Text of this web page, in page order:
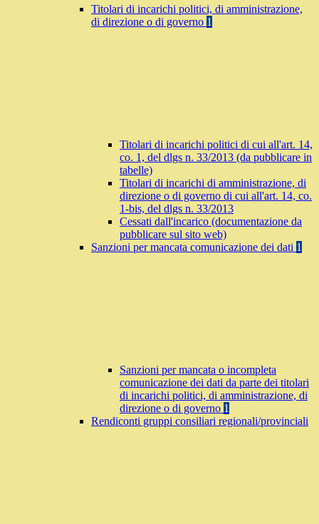
Titolari di incarichi politici, di amministrazione,
di direzione o di governo 1
Titolari di incarichi politici di cui all'art. 14,
co. 1, del dlgs n. 33/2013 (da pubblicare in
tabelle)
Titolari di incarichi di amministrazione, di
direzione o di governo di cui all'art. 14, co.
1-bis, del dlgs n. 33/2013
Cessati dall'incarico (documentazione da
pubblicare sul sito web)
Sanzioni per mancata comunicazione dei dati 1
Sanzioni per mancata o incompleta
comunicazione dei dati da parte dei titolari
di incarichi politici, di amministrazione, di
direzione o di governo 1
Rendiconti gruppi consiliari regionali/provinciali